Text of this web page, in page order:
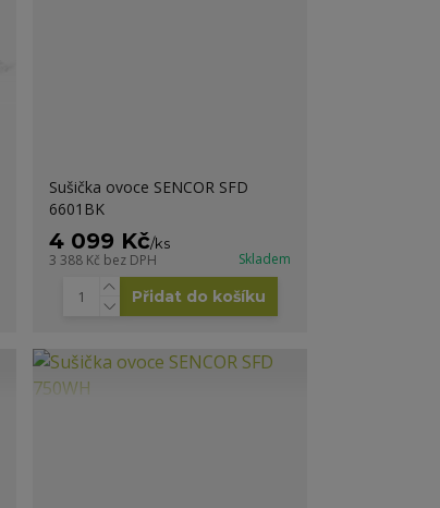
Sušička ovoce SENCOR SFD
6601BK
4 099 Kč/ks
3 388 Kč bez DPH Skladem
Přidat do košíku